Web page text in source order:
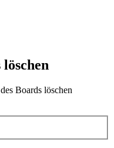
Boards löschen